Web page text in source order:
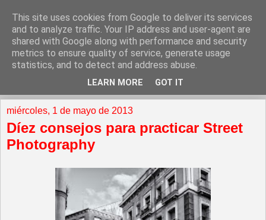
miércoles, 1 de mayo de 2013
Díez consejos para practicar Street
Photography
This site uses cookies from Google to deliver its services
and to analyze traffic. Your IP address and user-agent are
shared with Google along with performance and security
metrics to ensure quality of service, generate usage
statistics, and to detect and address abuse.
LEARN MORE GOT IT